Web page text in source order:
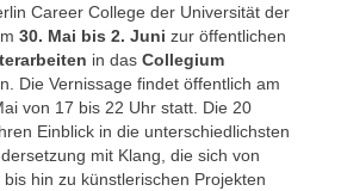
Career College der Universität der
30. Mai bis 2. Juni zur öffentlichen
in das Collegium
Die Vernissage findet öffentlich am
von 17 bis 22 Uhr statt. Die 20
Einblick in die unterschiedlichsten
mit Klang, die sich von
hin zu künstlerischen Projekten